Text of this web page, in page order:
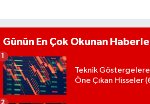
Günün En Çok Okunan
Teknik
Öne Çıkan Hisseler
1
2